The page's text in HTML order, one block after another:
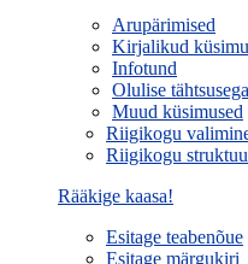
Arupärimised
Kirjalikud
Infotund
Olulise
Muud küsimused
Riigikogu
Riigikogu
Rääkige kaasa!
Esitage teabenõue
Esitage märgukiri